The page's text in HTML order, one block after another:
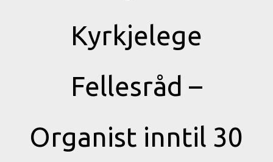
Kyrkjelege
Fellesråd –
Organist inntil 30